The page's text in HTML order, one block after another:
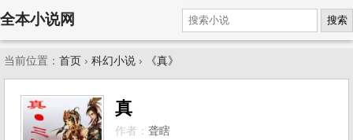
全本小说网 搜索
当前位置： 首页 › 科幻小说 › 《真》
真
作者： 聋瞎